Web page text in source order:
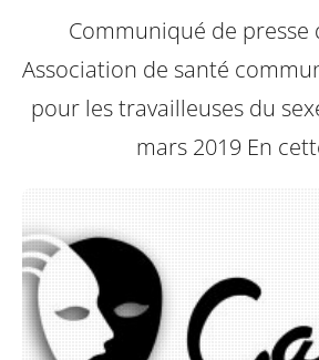
Communiqué de presse
Association de santé
pour les travailleuses du
mars 2019 En